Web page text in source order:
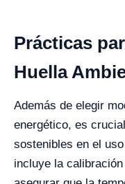
Prácticas
Huella
Además de elegir
energético, es
sostenibles en el
incluye la